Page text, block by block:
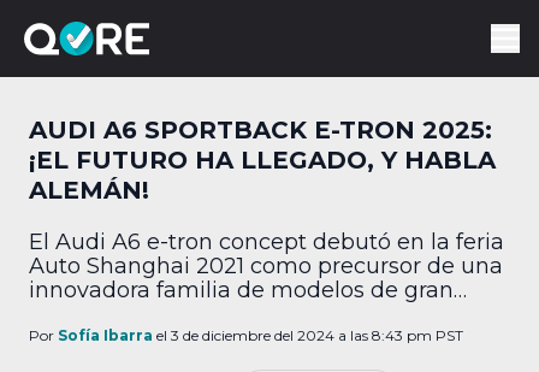
AUDI A6 SPORTBACK E-TRON 2025:
¡EL FUTURO HA LLEGADO, Y HABLA
ALEMÁN!
El Audi A6 e-tron concept debutó en la feria
Auto Shanghai 2021 como precursor de una
innovadora familia de modelos de gran
ahora el A6 e-tron en las versiones
Por Sofía Ibarra el 3 de diciembre del 2024 a las 8:43 pm PST